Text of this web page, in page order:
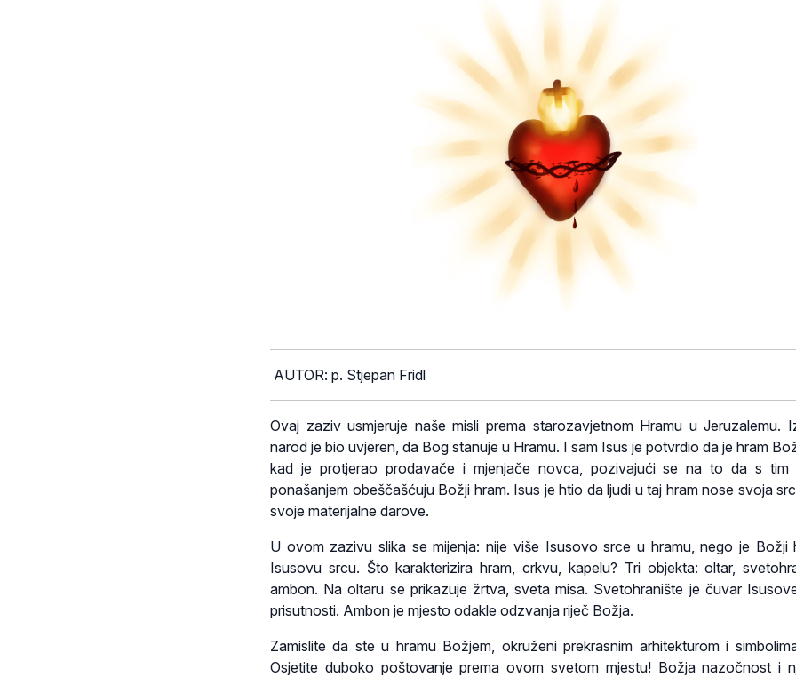
AUTOR: p. Stjepan Fridl
Ovaj zaziv usmjeruje naše misli prema starozavjetnom Hramu u Jeruzalemu.
narod je bio uvjeren, da Bog stanuje u Hramu. I sam Isus je potvrdio da je hram
kad je protjerao prodavače i mjenjače novca, pozivajući se na to da s tim
ponašanjem obeščašćuju Božji hram. Isus je htio da ljudi u taj hram nose svoja
svoje materijalne darove.
U ovom zazivu slika se mijenja: nije više Isusovo srce u hramu, nego je Božji
Isusovu srcu. Što karakterizira hram, crkvu, kapelu? Tri objekta: oltar,
ambon. Na oltaru se prikazuje žrtva, sveta misa. Svetohranište je čuvar
prisutnosti. Ambon je mjesto odakle odzvanja riječ Božja.
Zamislite da ste u hramu Božjem, okruženi prekrasnim arhitekturom i
Osjetite duboko poštovanje prema ovom svetom mjestu! Božja nazočnost i